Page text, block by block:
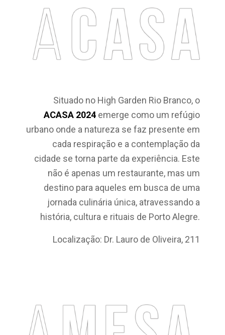
Situado no High Garden Rio Branco, o
ACASA 2024 emerge como um refúgio
urbano onde a natureza se faz presente em
cada respiração e a contemplação da
cidade se torna parte da experiência. Este
não é apenas um restaurante, mas um
destino para aqueles em busca de uma
jornada culinária única, atravessando a
história, cultura e rituais de Porto Alegre.
Localização: Dr. Lauro de Oliveira, 211